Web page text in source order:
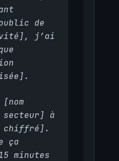
de
j’ai
à
chiffré].
ça
minutes